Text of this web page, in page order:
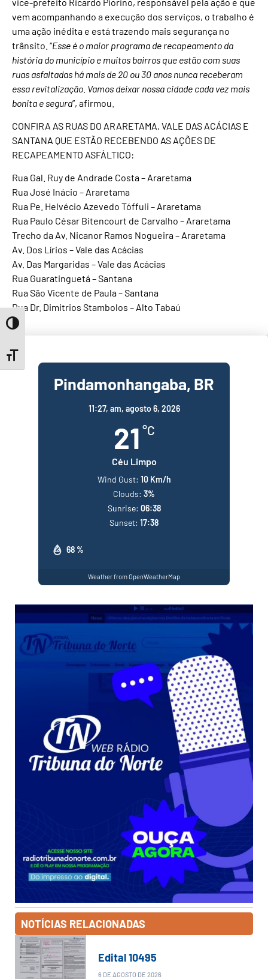
Toggle High Contrast
Toggle Font size
vem acompanhando a execução dos serviços, o trabalho é
uma ação inédita e está trazendo mais segurança no
trânsito. “Esse é o maior programa de recapeamento da
história do município e muitos bairros que estão com suas
ruas asfaltadas há mais de 20 ou 30 anos nunca receberam
essa revitalização. Vamos deixar nossa cidade cada vez mais
bonita e segura”, afirmou.
CONFIRA AS RUAS DO ARARETAMA, VALE DAS ACÁCIAS E
SANTANA QUE ESTÃO RECEBENDO AS AÇÕES DE
RECAPEAMENTO ASFÁLTICO:
Rua Gal. Ruy de Andrade Costa – Araretama
Rua José Inácio – Araretama
Rua Pe. Helvécio Azevedo Tóffuli – Araretama
Rua Paulo César Bitencourt de Carvalho – Araretama
Trecho da Av. Nicanor Ramos Nogueira – Araretama
Av. Dos Lírios – Vale das Acácias
Av. Das Margaridas – Vale das Acácias
Rua Guaratinguetá – Santana
Rua São Vicente de Paula – Santana
Rua Dr. Dimitrios Stambolos – Alto Tabaú
Pindamonhangaba, BR
11:27, am, agosto 6, 2026
21 °C
Céu Limpo
68 %
Wind Gust: 10 Km/h
Clouds: 3%
Sunrise: 06:38
Sunset: 17:38
Weather from OpenWeatherMap
NOTÍCIAS RELACIONADAS
Edital 10495
6 DE AGOSTO DE 2026